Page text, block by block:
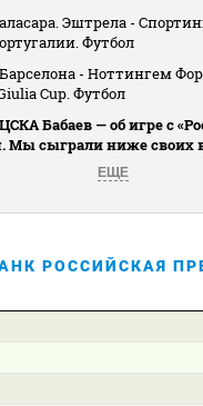
Эштрела -
Футбол
- Ноттингем
Cup. Футбол
Бабаев — об игре с
Мы сыграли ниже своих
ЕЩЕ
РОССИЙСКАЯ